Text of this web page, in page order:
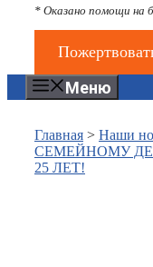
* Оказано помощи на
Меню
Главная > Наши
СЕМЕЙНОМУ
25 ЛЕТ!